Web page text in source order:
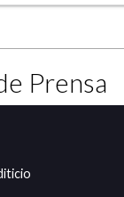
Prensa